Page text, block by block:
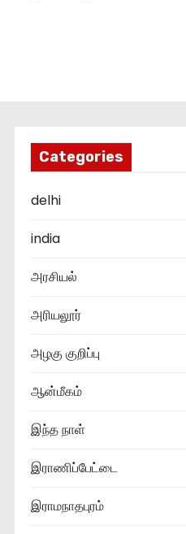
Categories
delhi
india
அரசியல்
அரியலூர்
அழகு குறிப்பு
ஆன்மீகம்
இந்த நாள்
இராணிப்பேட்டை
இராமநாதபுரம்